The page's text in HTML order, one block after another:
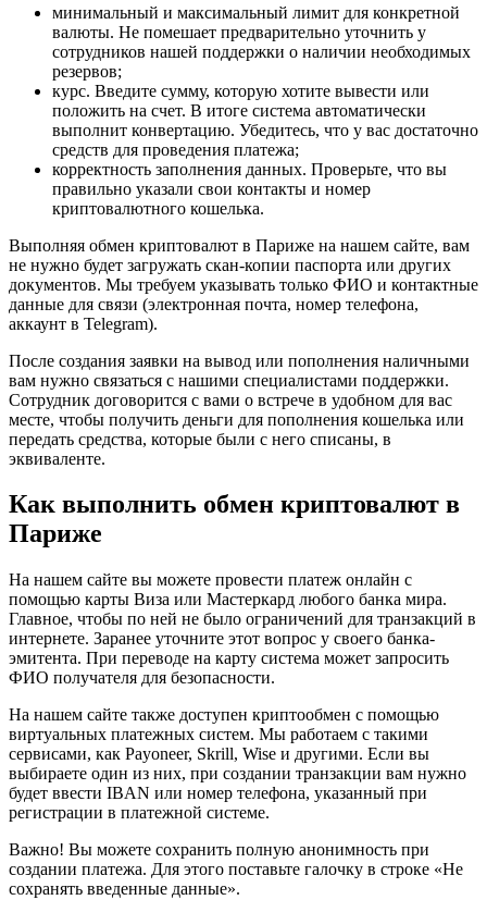
минимальный и максимальный лимит для конкретной
валюты. Не помешает предварительно уточнить у
сотрудников нашей поддержки о наличии необходимых
резервов;
курс. Введите сумму, которую хотите вывести или
положить на счет. В итоге система автоматически
выполнит конвертацию. Убедитесь, что у вас достаточно
средств для проведения платежа;
корректность заполнения данных. Проверьте, что вы
правильно указали свои контакты и номер
криптовалютного кошелька.
Выполняя обмен криптовалют в Париже на нашем сайте, вам
не нужно будет загружать скан-копии паспорта или других
документов. Мы требуем указывать только ФИО и контактные
данные для связи (электронная почта, номер телефона,
аккаунт в Telegram).
После создания заявки на вывод или пополнения наличными
вам нужно связаться с нашими специалистами поддержки.
Сотрудник договорится с вами о встрече в удобном для вас
месте, чтобы получить деньги для пополнения кошелька или
передать средства, которые были с него списаны, в
эквиваленте.
Как выполнить обмен криптовалют в
Париже
На нашем сайте вы можете провести платеж онлайн с
помощью карты Виза или Мастеркард любого банка мира.
Главное, чтобы по ней не было ограничений для транзакций в
интернете. Заранее уточните этот вопрос у своего банка-
эмитента. При переводе на карту система может запросить
ФИО получателя для безопасности.
На нашем сайте также доступен криптообмен с помощью
виртуальных платежных систем. Мы работаем с такими
сервисами, как Payoneer, Skrill, Wise и другими. Если вы
выбираете один из них, при создании транзакции вам нужно
будет ввести IBAN или номер телефона, указанный при
регистрации в платежной системе.
Важно! Вы можете сохранить полную анонимность при
создании платежа. Для этого поставьте галочку в строке «Не
сохранять введенные данные».